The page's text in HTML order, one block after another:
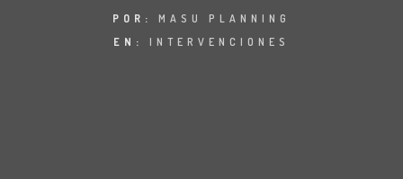
POR: MASU PLANNING
EN: INTERVENCIONES